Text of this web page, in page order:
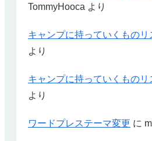
TommyHooca より
キャンプに持っていくものリ
より
キャンプに持っていくものリ
より
ワードプレステーマ変更 に